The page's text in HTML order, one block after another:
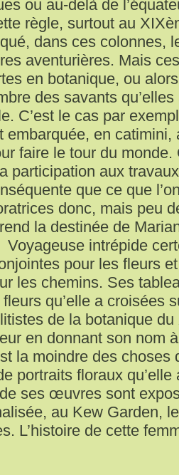
ou au-delà de
règle, surtout au
dans ces colonnes,
aventurières. Mais
en botanique, ou
des savants
C’est le cas par
embarquée, en
faire le tour du monde.
participation aux
que ce que
donc, mais peu
la destinée de
intrépide
pour les fleurs
les chemins. Ses
qu’elle a croisées
de la botanique
en donnant son nom
la moindre des choses
portraits floraux
ses œuvres sont
au Kew Garden,
L’histoire de cette